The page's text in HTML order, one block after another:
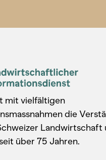
mit vielfältigen
die
Landwirtschaft
über 75 Jahren.